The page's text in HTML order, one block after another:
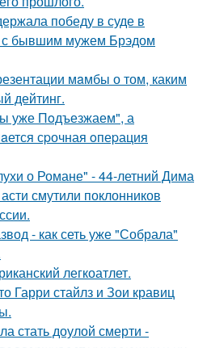
победу в суде в
с бывшим мужем Брэдом
мaмбы о том, каким
дейтинг.
уже Пoдъезжаем", а
сpочная oпеpация
о Романе" - 44-летний Дима
смутили поклонников
- как сеть уже "Собрала"
легкоатлет.
Гарри стайлз и Зои кравиц
стать доулой смерти -